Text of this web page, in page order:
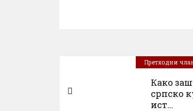
Претходни
Како
српско
ист...